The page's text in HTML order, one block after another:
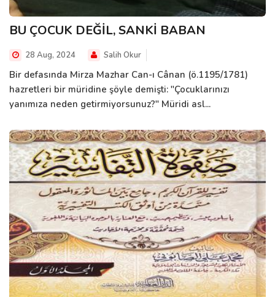
BU ÇOCUK DEĞİL, SANKİ BABAN
28 Aug, 2024 Salih Okur
Bir defasında Mirza Mazhar Can-ı Cânan (ö.1195/1781)
hazretleri bir müridine şöyle demişti: "Çocuklarınızı
yanımıza neden getirmiyorsunuz?" Müridi asl...